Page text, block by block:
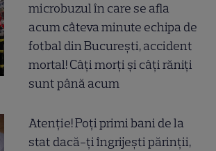
microbuzul în care se afla
acum câteva minute echipa de
fotbal din București, accident
mortal! Câți morți și câți răniți
sunt până acum
Atenție! Poți primi bani de la
stat dacă-ți îngrijești părinții,